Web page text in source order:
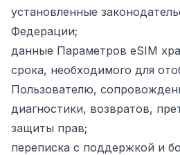
установленные
Федерации;
данные Параметров eSIM
срока, необходимого для
Пользователю,
диагностики, возвратов,
защиты прав;
переписка с поддержкой и